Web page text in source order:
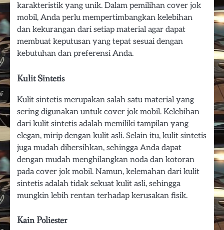
karakteristik yang unik. Dalam pemilihan cover jok
mobil, Anda perlu mempertimbangkan kelebihan
dan kekurangan dari setiap material agar dapat
membuat keputusan yang tepat sesuai dengan
kebutuhan dan preferensi Anda.
Kulit Sintetis
Kulit sintetis merupakan salah satu material yang
sering digunakan untuk cover jok mobil. Kelebihan
dari kulit sintetis adalah memiliki tampilan yang
elegan, mirip dengan kulit asli. Selain itu, kulit sintetis
juga mudah dibersihkan, sehingga Anda dapat
dengan mudah menghilangkan noda dan kotoran
pada cover jok mobil. Namun, kelemahan dari kulit
sintetis adalah tidak sekuat kulit asli, sehingga
mungkin lebih rentan terhadap kerusakan fisik.
Kain Poliester